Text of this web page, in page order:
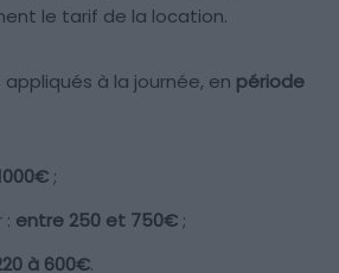
le tarif de la location.
à la journée, en période
;
entre 250 et 750€ ;
à 600€.